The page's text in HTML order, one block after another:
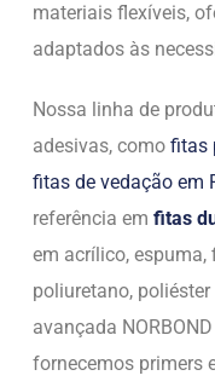
materiais flexíveis,
adaptados às
Nossa linha de
adesivas, como fitas
fitas de vedação em
referência em fitas
em acrílico, espuma,
poliuretano, poliéster
avançada
fornecemos primers